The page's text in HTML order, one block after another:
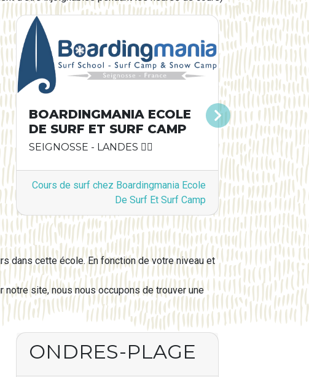
BOARDINGMANIA ECOLE
DE SURF ET SURF CAMP
SEIGNOSSE - LANDES 🏄‍♂️
Cours de surf chez Boardingmania Ecole
De Surf Et Surf Camp
Suivant
dans cette école. En fonction de votre niveau et
site, nous nous occupons de trouver une
ONDRES-PLAGE